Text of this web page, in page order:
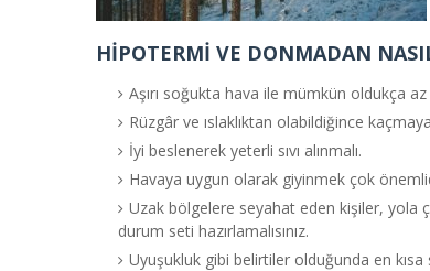
HİPOTERMİ VE DONMADAN
Aşırı soğukta hava ile mümkün oldukça az
Rüzgâr ve ıslaklıktan olabildiğince kaçmaya
İyi beslenerek yeterli sıvı alınmalı.
Havaya uygun olarak giyinmek çok
Uzak bölgelere seyahat eden kişiler, yola
durum seti hazırlamalısınız.
Uyuşukluk gibi belirtiler olduğunda en